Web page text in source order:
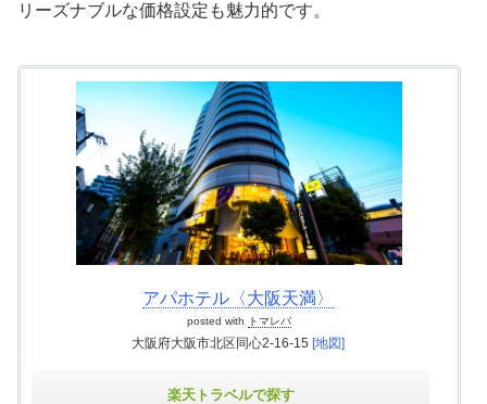
リーズナブルな価格設定も魅力的です。
アパホテル〈大阪天満〉
posted with トマレバ
大阪府大阪市北区同心2-16-15[地図]
楽天トラベルで探す